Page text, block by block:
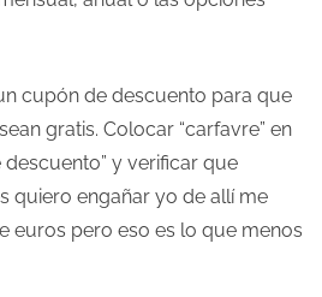
cupón de descuento para que
gratis. Colocar “carfavre” en
y verificar que
quiero engañar yo de allí me
euros pero eso es lo que menos